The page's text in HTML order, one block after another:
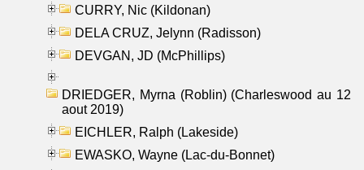
CURRY, Nic (Kildonan)
DELA CRUZ, Jelynn (Radisson)
DEVGAN, JD (McPhillips)
DRIEDGER, Myrna (Roblin) (Charleswood au 12
aout 2019)
EICHLER, Ralph (Lakeside)
EWASKO, Wayne (Lac-du-Bonnet)